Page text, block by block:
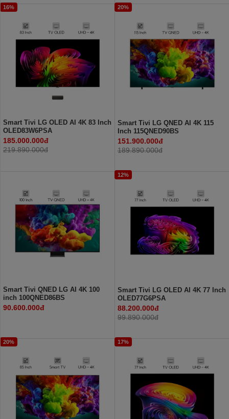
16%
Smart Tivi LG OLED AI 4K 83 Inch
OLED83W6PSA
185.000.000đ
219.890.000đ
20%
Smart Tivi LG QNED AI 4K 115
Inch 115QNED90BS
151.900.000đ
189.890.000đ
Smart Tivi QNED LG AI 4K 100
inch 100QNED86BS
90.600.000đ
12%
Smart Tivi LG OLED AI 4K 77 Inch
OLED77G6PSA
88.200.000đ
99.890.000đ
20% 17%